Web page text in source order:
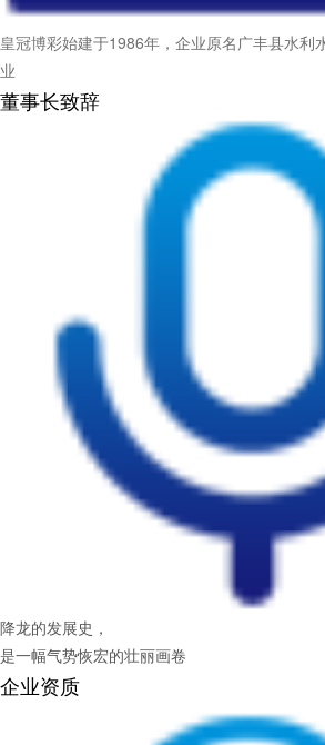
皇冠博彩始建于1986年，企业原名广丰县水利
业
董事长致辞
降龙的发展史，
是一幅气势恢宏的壮丽画卷
企业资质